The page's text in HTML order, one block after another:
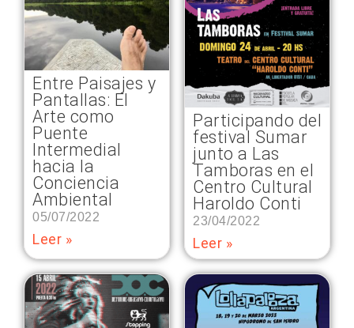
Entre Paisajes y
Pantallas: El
Arte como
Puente
Intermedial
hacia la
Conciencia
Ambiental
05/07/2022
Leer »
Participando del
festival Sumar
junto a Las
Tamboras en el
Centro Cultural
Haroldo Conti
23/04/2022
Leer »